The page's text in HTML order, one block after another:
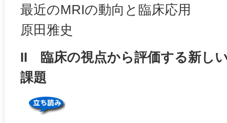
最近のMRIの動向と臨床応用
原田雅史
II 臨床の視点から評価する新し
課題